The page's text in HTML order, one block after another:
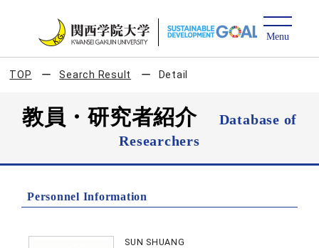
TOP Search Result Detail
教員・研究者紹介
Database of
Researchers
Personnel Information
SUN SHUANG